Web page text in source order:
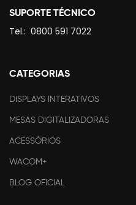
SUPORTE TÉCNICO
Tel.: 0800 591 7022
CATEGORIAS
DISPLAYS INTERATIVOS
MESAS DIGITALIZADORAS
ACESSÓRIOS
WACOM+
BLOG OFICIAL